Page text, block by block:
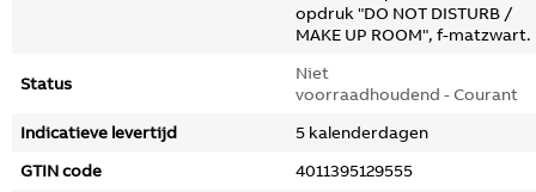
opdruk "DO NOT DISTURB /
MAKE UP ROOM", f-matzwart.
Status
Niet
voorraadhoudend - Courant
Indicatieve levertijd
5 kalenderdagen
GTIN code
4011395129555